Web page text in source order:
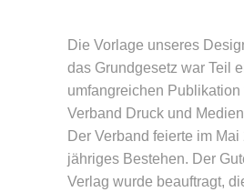
Die Vorlage unseres
das Grundgesetz war Teil
umfangreichen Publikation
Verband Druck und
Der Verband feierte im
jähriges Bestehen. Der
Verlag wurde beauftragt,